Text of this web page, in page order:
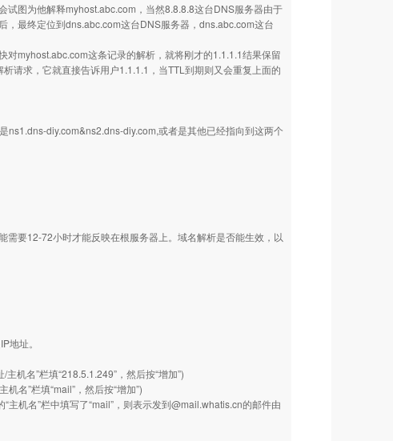
图为他解释myhost.abc.com，当然8.8.8.8这台DNS服务器由于
最终定位到dns.abc.com这台DNS服务器，dns.abc.com这台
myhost.abc.com这条记录的解析，就将刚才的1.1.1.1结果保留
请求，它就直接告诉用户1.1.1.1，当TTL到期则又会重复上面的
diy.com&ns2.dns-diy.com,或者是其他已经指向到这两个
要12-72小时才能反映在根服务器上。域名解析是否能生效，以
地址。
机名”栏填“218.5.1.249”，然后按“增加”)
名”栏填“mail”，然后按“增加”)
机名”栏中填写了“mail”，则表示发到@mail.whatis.cn的邮件由